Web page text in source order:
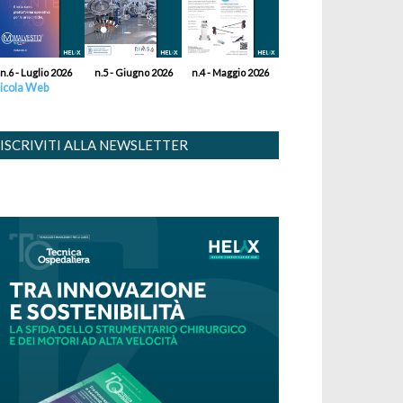
n.6 - Luglio 2026 n.5 - Giugno 2026 n.4 - Maggio 2026
Web
ISCRIVITI ALLA NEWSLETTER